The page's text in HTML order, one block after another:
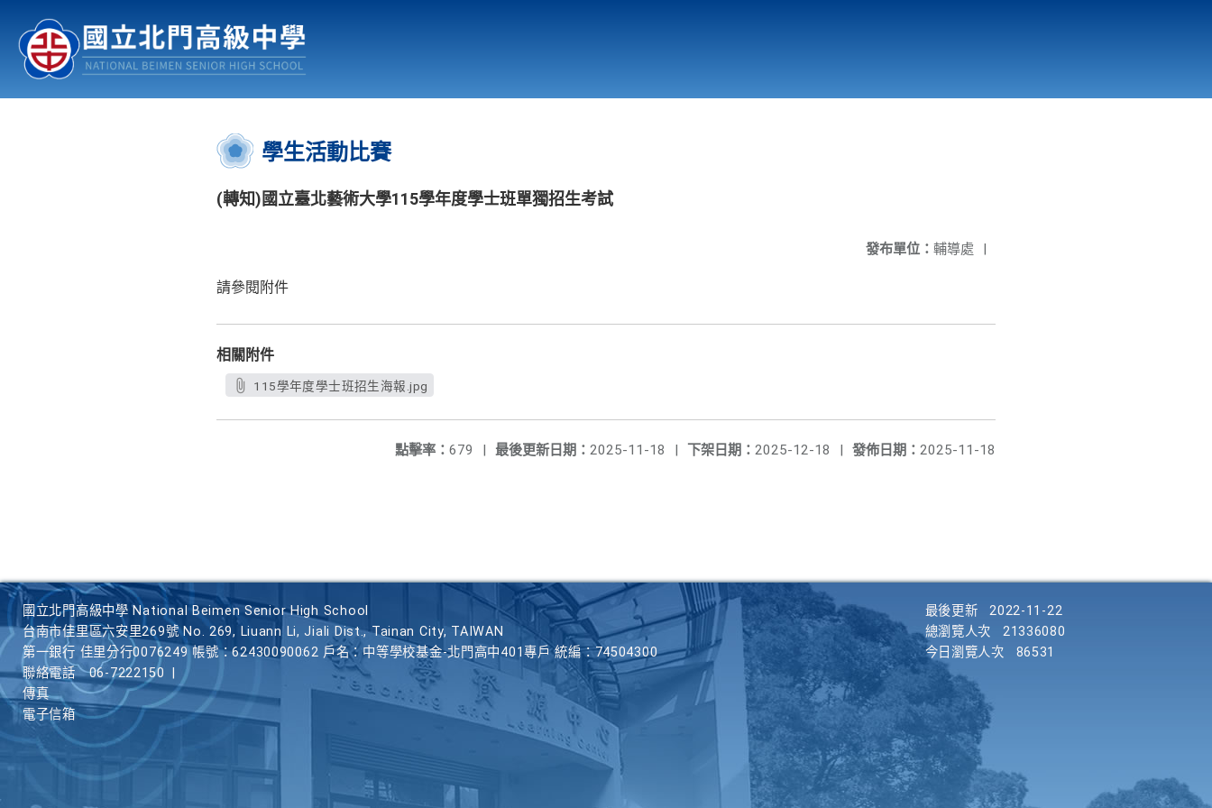
認識北中 行事曆
:::
學生活動比賽
(轉知)國立臺北藝術大學115學年度學士班單獨招生考試
發布單位： 輔導處 |
請參閱附件
相關附件
115學年度學士班招生海報.jpg
發佈日期： 2025-11-18
下架日期： 2025-12-18 |
最後更新日期： 2025-11-18 |
點擊率： 679 |
國立北門高級中學 National Beimen Senior High School
台南市佳里區六安里269號 No. 269, Liuann Li, Jiali Dist., Tainan City, TAIWAN
第一銀行 佳里分行0076249 帳號：62430090062 戶名：中等學校基金-北門高中401專戶 統編：74504300
聯絡電話
06-7222150
傳真
電子信箱
最後更新
2022-11-22
總瀏覽人次
21336080
今日瀏覽人次
86531